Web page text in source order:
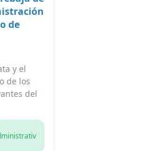
de
y el
de los
del